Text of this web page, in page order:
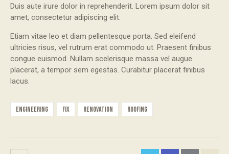
Duis aute irure dolor in reprehenderit. Lorem ipsum dolor sit
amet, consectetur adipiscing elit.
Etiam vitae leo et diam pellentesque porta. Sed eleifend
ultricies risus, vel rutrum erat commodo ut. Praesent finibus
congue euismod. Nullam scelerisque massa vel augue
placerat, a tempor sem egestas. Curabitur placerat finibus
lacus.
engineering fix renovation roofing